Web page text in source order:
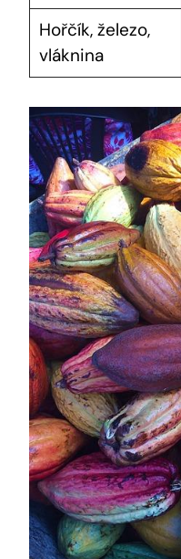
Hořčík, ⁤železo,
⁤vláknina